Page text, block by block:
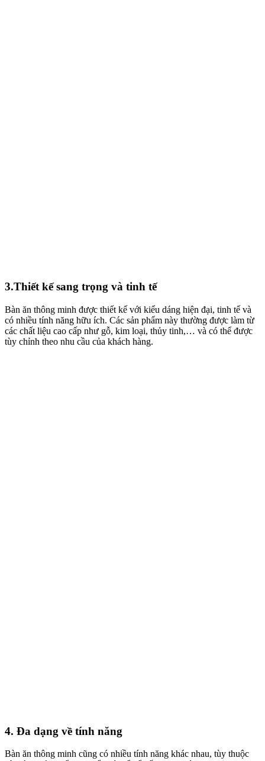
3.Thiết kế sang trọng và tinh tế
Bàn ăn thông minh được thiết kế với kiểu dáng hiện đại, tinh tế và
có nhiều tính năng hữu ích. Các sản phẩm này thường được làm từ
các chất liệu cao cấp như gỗ, kim loại, thủy tinh,… và có thể được
tùy chỉnh theo nhu cầu của khách hàng.
4. Đa dạng về tính năng
Bàn ăn thông minh cũng có nhiều tính năng khác nhau, tùy thuộc